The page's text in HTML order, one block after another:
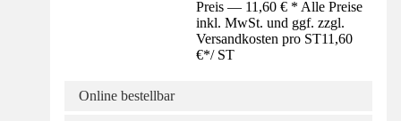
Preis — 11,60 € * Alle Preise
inkl. MwSt. und ggf. zzgl.
Versandkosten pro ST11,60
€*/ ST
Online bestellbar